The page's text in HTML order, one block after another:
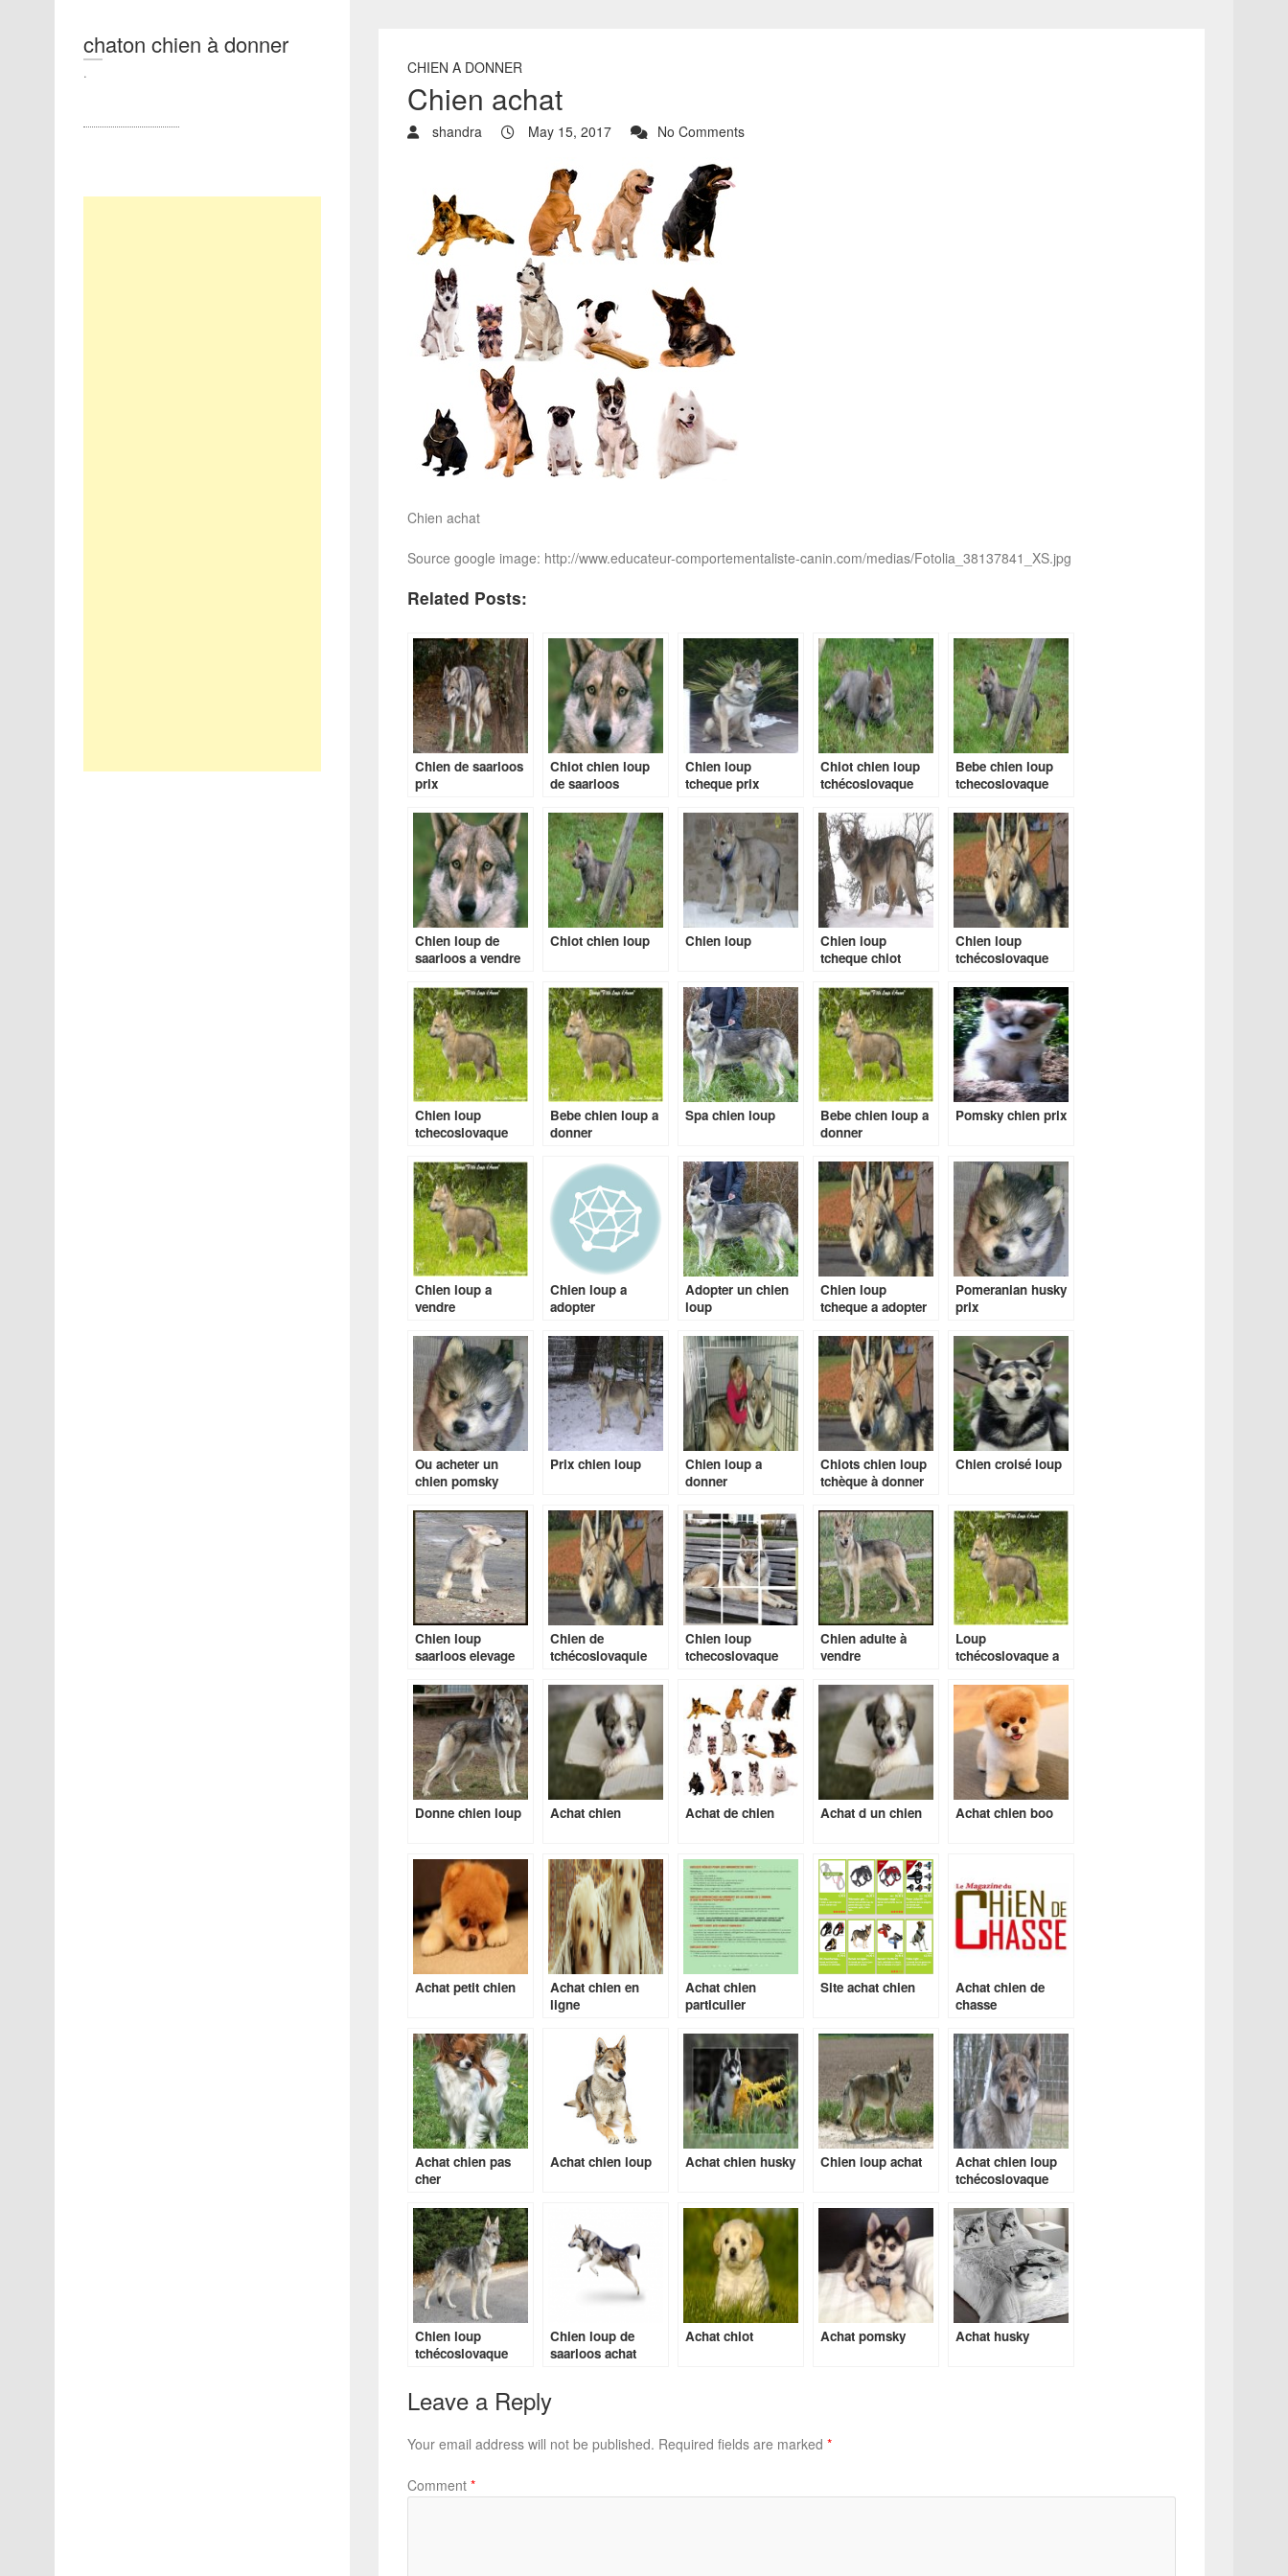
chaton chien à donner
. CHIEN A DONNER
Chien achat
shandra May 15, 2017 No Comments
Chien achat
Source google image: http://www.educateur-comportementaliste-canin.com/medias/Fotolia_38137841_XS.jpg
Related Posts:
Chien de saarloos
prix
Chiot chien loup
de saarloos
Chien loup
tcheque prix
Chiot chien loup
tchécoslovaque
Bebe chien loup
tchecoslovaque
Chien loup de
saarloos a vendre
Chiot chien loup Chien loup
Chien loup
tcheque chiot
Chien loup
tchécoslovaque
Chien loup
tchecoslovaque
Bebe chien loup a
donner
Spa chien loup
Bebe chien loup a
donner
Pomsky chien prix
Chien loup a
vendre
Chien loup a
adopter
Adopter un chien
loup
Chien loup
tcheque a adopter
Pomeranian husky
prix
Ou acheter un
chien pomsky
Prix chien loup
Chien loup a
donner
Chiots chien loup
tchèque à donner
Chien croisé loup
Chien loup
saarloos elevage
Chien de
tchécoslovaquie
Chien loup
tchecoslovaque
Chien adulte à
vendre
Loup
tchécoslovaque a
Donne chien loup Achat chien Achat de chien Achat d un chien Achat chien boo
Achat petit chien
Achat chien en
ligne
Achat chien
particulier
Site achat chien
Achat chien de
chasse
Achat chien pas
cher
Achat chien loup Achat chien husky Chien loup achat
Achat chien loup
tchécoslovaque
Chien loup
tchécoslovaque
Chien loup de
saarloos achat
Achat chiot Achat pomsky Achat husky
Leave a Reply
Your email address will not be published. Required fields are marked *
Comment *